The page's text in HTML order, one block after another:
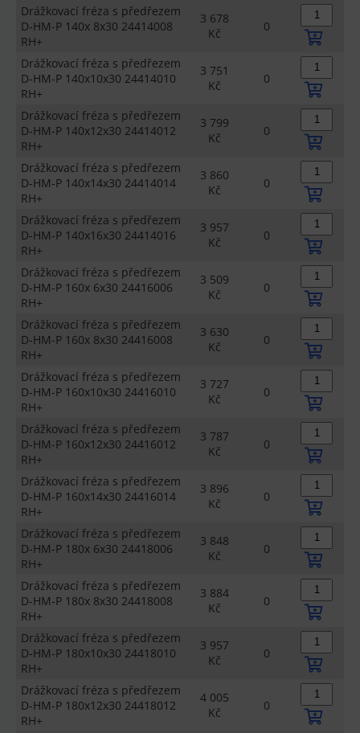
Drážkovací fréza s předřezem
D-HM-P 140x 8x30 24414008
RH+
3 678
Kč
0
Drážkovací fréza s předřezem
D-HM-P 140x10x30 24414010
RH+
3 751
Kč
0
Drážkovací fréza s předřezem
D-HM-P 140x12x30 24414012
RH+
3 799
Kč
0
Drážkovací fréza s předřezem
D-HM-P 140x14x30 24414014
RH+
3 860
Kč
0
Drážkovací fréza s předřezem
D-HM-P 140x16x30 24414016
RH+
3 957
Kč
0
Drážkovací fréza s předřezem
D-HM-P 160x 6x30 24416006
RH+
3 509
Kč
0
Drážkovací fréza s předřezem
D-HM-P 160x 8x30 24416008
RH+
3 630
Kč
0
Drážkovací fréza s předřezem
D-HM-P 160x10x30 24416010
RH+
3 727
Kč
0
Drážkovací fréza s předřezem
D-HM-P 160x12x30 24416012
RH+
3 787
Kč
0
Drážkovací fréza s předřezem
D-HM-P 160x14x30 24416014
RH+
3 896
Kč
0
Drážkovací fréza s předřezem
D-HM-P 180x 6x30 24418006
RH+
3 848
Kč
0
Drážkovací fréza s předřezem
D-HM-P 180x 8x30 24418008
RH+
3 884
Kč
0
Drážkovací fréza s předřezem
D-HM-P 180x10x30 24418010
RH+
3 957
Kč
0
Drážkovací fréza s předřezem
D-HM-P 180x12x30 24418012
RH+
4 005
Kč
0